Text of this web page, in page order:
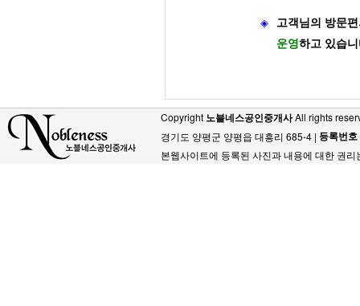
◈
고객님의 방문
운영하고 있습
Copyright 노블네스공인중개사All rights
경기도 양평군 양평읍 대흥리 685-4 | 등록번호
본웹사이트에 등록된 사진과 내용에 대한 권